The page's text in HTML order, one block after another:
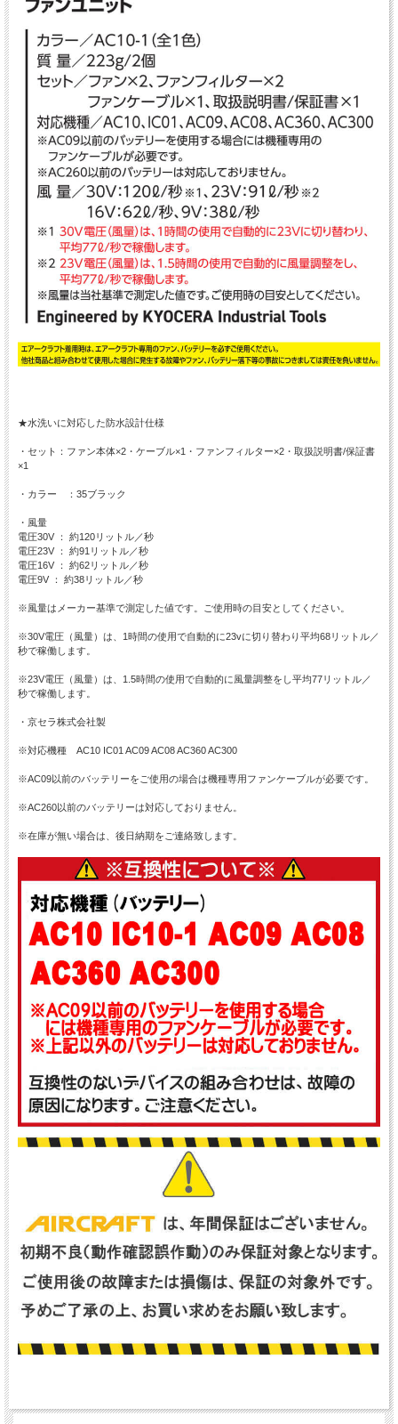
★水洗いに対応した防水設計仕様
・セット：ファン本体×2・ケーブル×1・ファンフィルター×2・取扱説明書/保証書
×1
・カラー ：35ブラック
・風量
電圧30V ： 約120リットル／秒
電圧23V ： 約91リットル／秒
電圧16V ： 約62リットル／秒
電圧9V ： 約38リットル／秒
※風量はメーカー基準で測定した値です。ご使用時の目安としてください。
※30V電圧（風量）は、1時間の使用で自動的に23vに切り替わり平均68リットル／
秒で稼働します。
※23V電圧（風量）は、1.5時間の使用で自動的に風量調整をし平均77リットル／
秒で稼働します。
・京セラ株式会社製
※対応機種 AC10 IC01 AC09 AC08 AC360 AC300
※AC09以前のバッテリーをご使用の場合は機種専用ファンケーブルが必要です。
※AC260以前のバッテリーは対応しておりません。
※在庫が無い場合は、後日納期をご連絡致します。